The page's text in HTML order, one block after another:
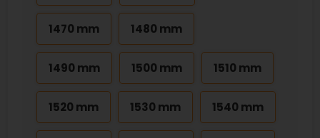
1470 mm 1480 mm
1490 mm 1500 mm 1510 mm
1520 mm 1530 mm 1540 mm